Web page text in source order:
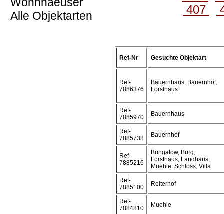
Alle Objektarten
407
Ref-Nr Gesuchte Objektart
Ref-
7886376
Bauernhaus, Bauernhof,
Forsthaus
Ref-
7885970
Bauernhaus
Ref-
7885738
Bauernhof
Ref-
7885216
Bungalow, Burg,
Forsthaus, Landhaus,
Muehle, Schloss, Villa
Ref-
7885100
Reiterhof
Ref-
7884810
Muehle